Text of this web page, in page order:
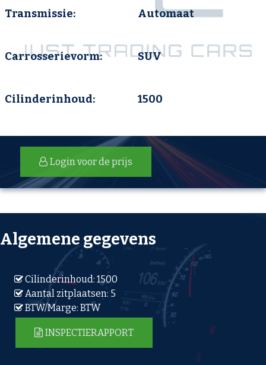
Transmissie: Automaat
Carrosserievorm: SUV
Cilinderinhoud: 1500
Login voor de prijs
Algemene gegevens
Cilinderinhoud: 1500
Aantal zitplaatsen: 5
BTW/Marge: BTW
INSPECTIERAPPORT